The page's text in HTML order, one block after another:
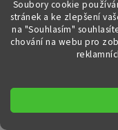
Soubory cookie
stránek a ke zlepšení
na "Souhlasím"
chování na webu pro